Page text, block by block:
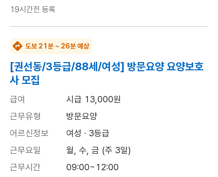
19시간전 등록
도보 21분 ~ 26분 예상
[권선동/3등급/88세/여성] 방문요양 요양보호
사 모집
급여
시급 13,000원
근무유형
방문요양
어르신정보
여성 · 3등급
근무요일
월, 수, 금 (주 3일)
근무시간
09:00~12:00